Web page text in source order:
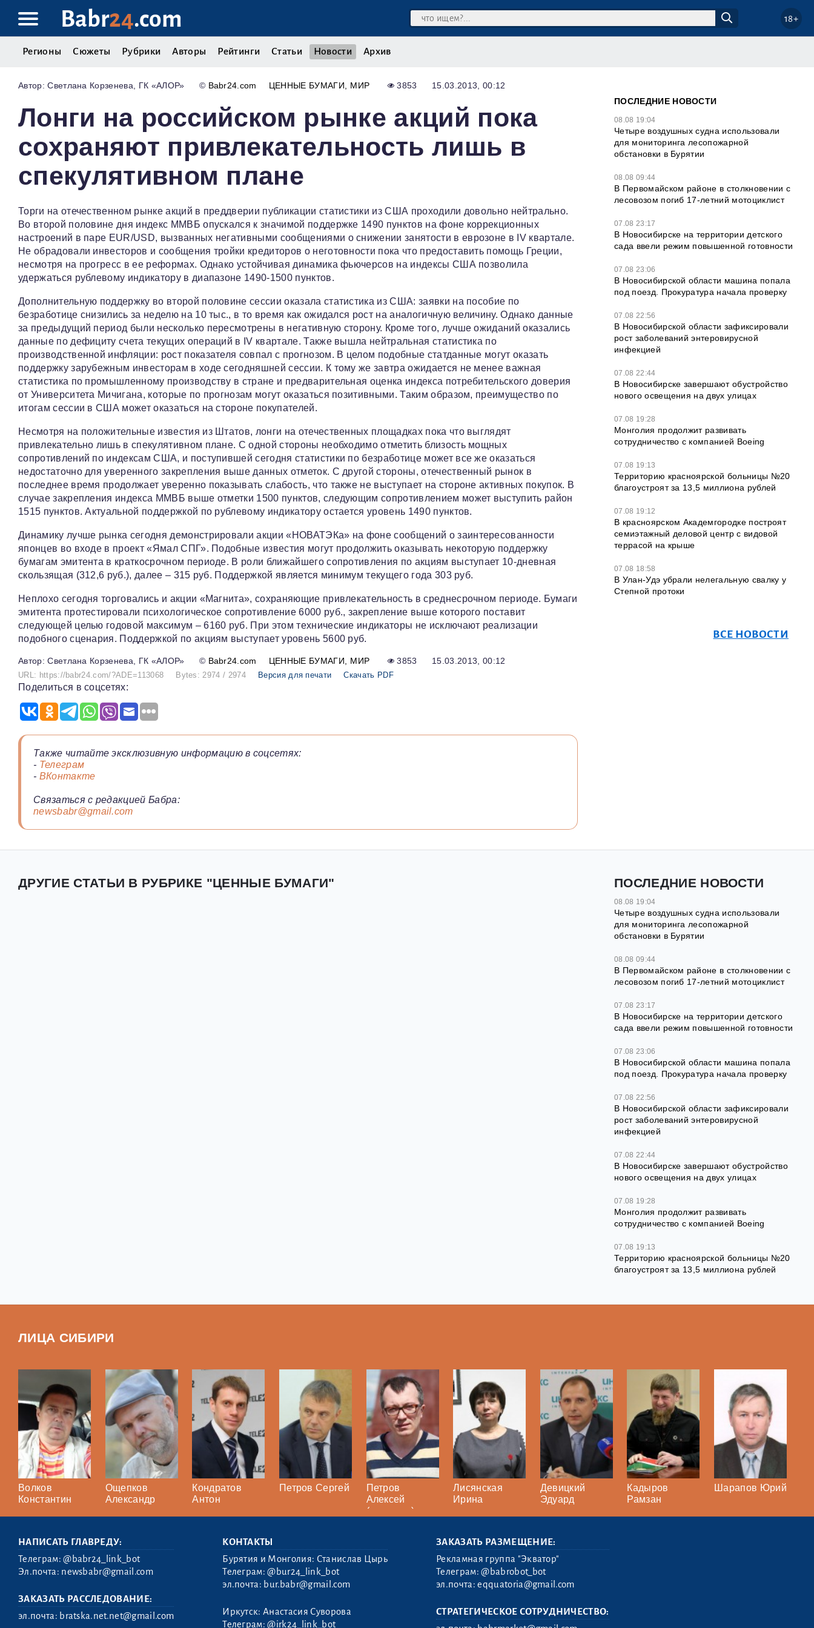
Babr24.com 18+
Регионы Сюжеты Рубрики Авторы Рейтинги Статьи Новости Архив
Светлана Корзенева, ГК «АЛОР» © Babr24.com ЦЕННЫЕ БУМАГИ МИР 3853 15.03.2013, 00:12
Лонги на российском рынке акций пока
сохраняют привлекательность лишь в
спекулятивном плане
Торги на отечественном рынке акций в преддверии публикации статистики из США проходили довольно нейтрально.
Во второй половине дня индекс ММВБ опускался к значимой поддержке 1490 пунктов на фоне коррекционных
настроений в паре EUR/USD, вызванных негативными сообщениями о снижении занятости в еврозоне в IV квартале.
Не обрадовали инвесторов и сообщения тройки кредиторов о неготовности пока что предоставить помощь Греции,
несмотря на прогресс в ее реформах. Однако устойчивая динамика фьючерсов на индексы США позволила
удержаться рублевому индикатору в диапазоне 1490-1500 пунктов.
Дополнительную поддержку во второй половине сессии оказала статистика из США: заявки на пособие по
безработице снизились за неделю на 10 тыс., в то время как ожидался рост на аналогичную величину. Однако данные
за предыдущий период были несколько пересмотрены в негативную сторону. Кроме того, лучше ожиданий оказались
данные по дефициту счета текущих операций в IV квартале. Также вышла нейтральная статистика по
производственной инфляции: рост показателя совпал с прогнозом. В целом подобные статданные могут оказать
поддержку зарубежным инвесторам в ходе сегодняшней сессии. К тому же завтра ожидается не менее важная
статистика по промышленному производству в стране и предварительная оценка индекса потребительского доверия
от Университета Мичигана, которые по прогнозам могут оказаться позитивными. Таким образом, преимущество по
итогам сессии в США может оказаться на стороне покупателей.
Несмотря на положительные известия из Штатов, лонги на отечественных площадках пока что выглядят
привлекательно лишь в спекулятивном плане. С одной стороны необходимо отметить близость мощных
сопротивлений по индексам США, и поступившей сегодня статистики по безработице может все же оказаться
недостаточно для уверенного закрепления выше данных отметок. С другой стороны, отечественный рынок в
последнее время продолжает уверенно показывать слабость, что также не выступает на стороне активных покупок. В
случае закрепления индекса ММВБ выше отметки 1500 пунктов, следующим сопротивлением может выступить район
1515 пунктов. Актуальной поддержкой по рублевому индикатору остается уровень 1490 пунктов.
Динамику лучше рынка сегодня демонстрировали акции «НОВАТЭКа» на фоне сообщений о заинтересованности
японцев во входе в проект «Ямал СПГ». Подобные известия могут продолжить оказывать некоторую поддержку
бумагам эмитента в краткосрочном периоде. В роли ближайшего сопротивления по акциям выступает 10-дневная
скользящая (312,6 руб.), далее – 315 руб. Поддержкой является минимум текущего года 303 руб.
Неплохо сегодня торговались и акции «Магнита», сохраняющие привлекательность в среднесрочном периоде. Бумаги
эмитента протестировали психологическое сопротивление 6000 руб., закрепление выше которого поставит
следующей целью годовой максимум – 6160 руб. При этом технические индикаторы не исключают реализации
подобного сценария. Поддержкой по акциям выступает уровень 5600 руб.
Светлана Корзенева, ГК «АЛОР» © Babr24.com ЦЕННЫЕ БУМАГИ МИР 3853 15.03.2013, 00:12
URL: https://babr24.com/?ADE=113068 Bytes: 2974 / 2974 Версия для печати Скачать PDF
Поделиться в соцсетях:
Также читайте эксклюзивную информацию в соцсетях:
- Телеграм
- ВКонтакте
Связаться с редакцией Бабра:
newsbabr@gmail.com
ПОСЛЕДНИЕ НОВОСТИ
08.08 19:04
Четыре воздушных судна использовали
для мониторинга лесопожарной
обстановки в Бурятии
08.08 09:44
В Первомайском районе в столкновении с
лесовозом погиб 17-летний мотоциклист
07.08 23:17
В Новосибирске на территории детского
сада ввели режим повышенной готовности
07.08 23:06
В Новосибирской области машина попала
под поезд. Прокуратура начала проверку
07.08 22:56
В Новосибирской области зафиксировали
рост заболеваний энтеровирусной
инфекцией
07.08 22:44
В Новосибирске завершают обустройство
нового освещения на двух улицах
07.08 19:28
Монголия продолжит развивать
сотрудничество с компанией Boeing
07.08 19:13
Территорию красноярской больницы №20
благоустроят за 13,5 миллиона рублей
07.08 19:12
В красноярском Академгородке построят
семиэтажный деловой центр с видовой
террасой на крыше
07.08 18:58
В Улан-Удэ убрали нелегальную свалку у
Степной протоки
ВСЕ НОВОСТИ
ДРУГИЕ СТАТЬИ В РУБРИКЕ "ЦЕННЫЕ БУМАГИ" ПОСЛЕДНИЕ НОВОСТИ
08.08 19:04
Четыре воздушных судна использовали
для мониторинга лесопожарной
обстановки в Бурятии
08.08 09:44
В Первомайском районе в столкновении с
лесовозом погиб 17-летний мотоциклист
07.08 23:17
В Новосибирске на территории детского
сада ввели режим повышенной готовности
07.08 23:06
В Новосибирской области машина попала
под поезд. Прокуратура начала проверку
07.08 22:56
В Новосибирской области зафиксировали
рост заболеваний энтеровирусной
инфекцией
07.08 22:44
В Новосибирске завершают обустройство
нового освещения на двух улицах
07.08 19:28
Монголия продолжит развивать
сотрудничество с компанией Boeing
07.08 19:13
Территорию красноярской больницы №20
благоустроят за 13,5 миллиона рублей
ЛИЦА СИБИРИ
Волков
Константин
Ощепков
Александр
Кондратов
Антон
Петров Сергей
Петров
Алексей
(иноагент)
Лисянская
Ирина
Девицкий
Эдуард
Кадыров
Рамзан
Шарапов Юрий
НАПИСАТЬ ГЛАВРЕДУ:
Телеграм:@babr24_link_bot
Эл.почта: newsbabr@gmail.com
ЗАКАЗАТЬ РАССЛЕДОВАНИЕ:
эл.почта: bratska.net.net@gmail.com
КОНТАКТЫ
Бурятия и Монголия: Станислав Цырь
Телеграм:@bur24_link_bot
эл.почта: bur.babr@gmail.com
Иркутск: Анастасия Суворова
Телеграм:@irk24_link_bot
ЗАКАЗАТЬ РАЗМЕЩЕНИЕ:
Рекламная группа "Экватор"
Телеграм:@babrobot_bot
эл.почта:eqquatoria@gmail.com
СТРАТЕГИЧЕСКОЕ СОТРУДНИЧЕСТВО: